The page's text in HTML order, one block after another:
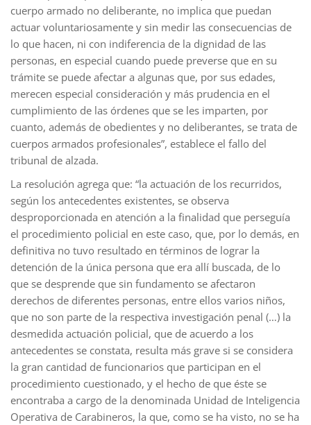
cuerpo armado no deliberante, no implica que puedan
actuar voluntariosamente y sin medir las consecuencias de
lo que hacen, ni con indiferencia de la dignidad de las
personas, en especial cuando puede preverse que en su
trámite se puede afectar a algunas que, por sus edades,
merecen especial consideración y más prudencia en el
cumplimiento de las órdenes que se les imparten, por
cuanto, además de obedientes y no deliberantes, se trata de
cuerpos armados profesionales”, establece el fallo del
tribunal de alzada.
La resolución agrega que: “la actuación de los recurridos,
según los antecedentes existentes, se observa
desproporcionada en atención a la finalidad que perseguía
el procedimiento policial en este caso, que, por lo demás, en
definitiva no tuvo resultado en términos de lograr la
detención de la única persona que era allí buscada, de lo
que se desprende que sin fundamento se afectaron
derechos de diferentes personas, entre ellos varios niños,
que no son parte de la respectiva investigación penal (…) la
desmedida actuación policial, que de acuerdo a los
antecedentes se constata, resulta más grave si se considera
la gran cantidad de funcionarios que participan en el
procedimiento cuestionado, y el hecho de que éste se
encontraba a cargo de la denominada Unidad de Inteligencia
Operativa de Carabineros, la que, como se ha visto, no se ha